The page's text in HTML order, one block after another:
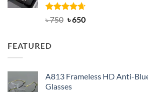
Rated4.63
৳750 Original
৳650Current
FEATURED
A813 Frameless HD Anti-
Glasses